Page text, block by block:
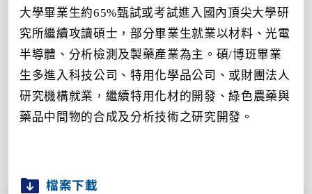
大學畢業生約65%甄試或考試進入國內頂尖大學研
究所繼續攻讀碩士，部分畢業生就業以材料、光電
半導體、分析檢測及製藥產業為主。碩/博班畢業
生多進入科技公司、特用化學品公司、或財團法人
研究機構就業，繼續特用化材的開發、綠色農藥與
藥品中間物的合成及分析技術之研究開發。
檔案下載